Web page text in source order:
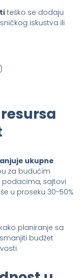
teško se dodaju
iskustva ili
ukupne
za budućim
podacima, sajtovi
u proseku 30-50%
planiranje sa
budžet